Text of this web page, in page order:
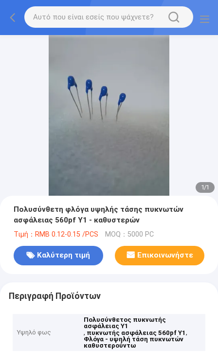
1/1
Πολυσύνθετη φλόγα υψηλής τάσης πυκνωτών
ασφάλειας 560pf Y1 - καθυστερών
Τιμή：RMB 0.12-0.15 /PCS MOQ：5000 PC
Καλύτερη τιμή Επικοινωνήστε
Περιγραφή Προϊόντων
Υψηλό φως
Πολυσύνθετος πυκνωτής
ασφάλειας Y1
, πυκνωτής ασφάλειας 560pf Y1,
Φλόγα - υψηλή τάση πυκνωτών
καθυστερούντω